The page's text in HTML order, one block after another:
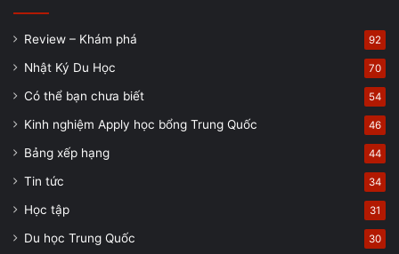
Review – Khám phá 92
Nhật Ký Du Học 70
Có thể bạn chưa biết 54
Kinh nghiệm Apply học bổng Trung Quốc 46
Bảng xếp hạng 44
Tin tức 34
Học tập 31
Du học Trung Quốc 30